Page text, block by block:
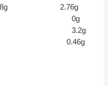
13.8g 2.76g
0g 0g
16g 3.2g
0.46g